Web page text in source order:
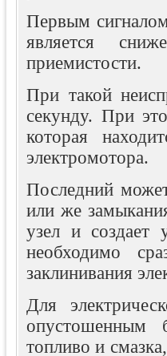
Первым
является
приемистости.
При такой
секунду. При
которая
электромотора.
Последний
или же
узел и создает
необходимо
заклинивания
Для
опустошенным
топливо и